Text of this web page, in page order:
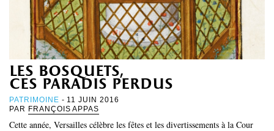
LES +
ABONNEMENT GRATUIT AU MAGAZINE
les bosquets,
ces paradis perdus
PATRIMOINE - 11 JUIN 2016
PAR FRANÇOIS APPAS
Cette année, Versailles célèbre les fêtes et les divertissements à la Cour